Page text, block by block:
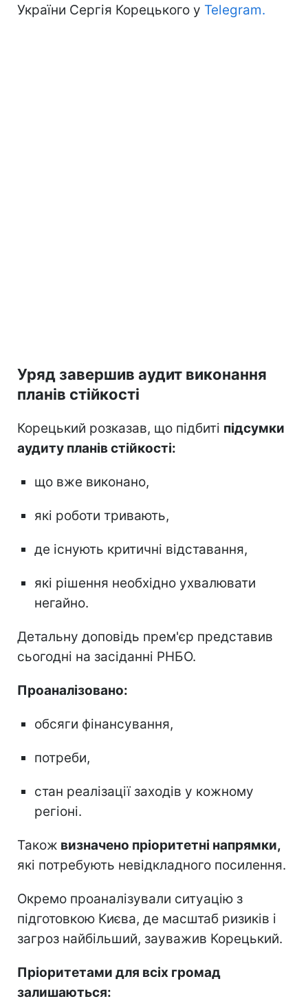
України Сергія Корецького у Telegram.
Уряд завершив аудит виконання
планів стійкості
Корецький розказав, що підбиті підсумки
аудиту планів стійкості:
що вже виконано,
які роботи тривають,
де існують критичні відставання,
які рішення необхідно ухвалювати
негайно.
Детальну доповідь прем'єр представив
сьогодні на засіданні РНБО.
Проаналізовано:
обсяги фінансування,
потреби,
стан реалізації заходів у кожному
регіоні.
Також визначено пріоритетні напрямки,
які потребують невідкладного посилення.
Окремо проаналізували ситуацію з
підготовкою Києва, де масштаб ризиків і
загроз найбільший, зауважив Корецький.
Пріоритетами для всіх громад
залишаються: